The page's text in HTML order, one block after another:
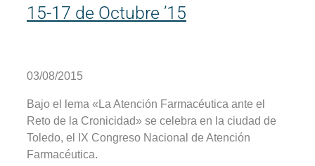
15-17 de Octubre ’15
03/08/2015
Bajo el lema «La Atención Farmacéutica ante el
Reto de la Cronicidad» se celebra en la ciudad de
Toledo, el IX Congreso Nacional de Atención
Farmacéutica.